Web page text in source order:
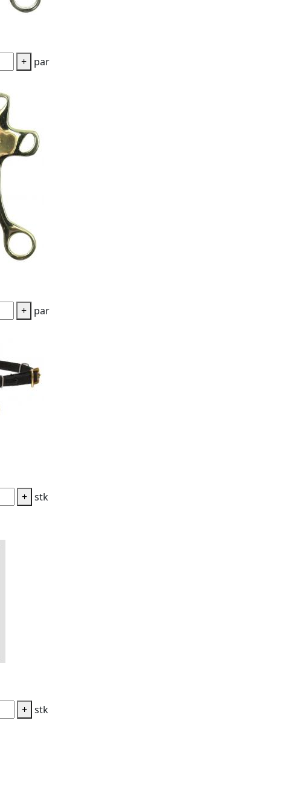
+
par
+
par
+ stk
+ stk